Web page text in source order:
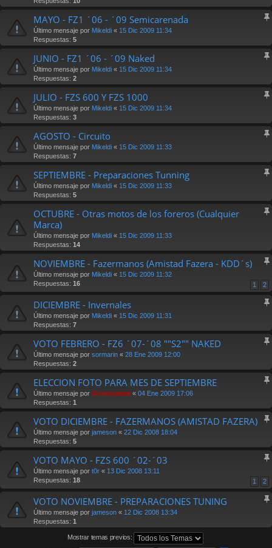
MAYO - FZ1 ´06 - ´09 Semicarenada
Último mensaje por Mikeldi « 15 Dic 2009 11:34
Respuestas: 5
JUNIO - FZ1 ´06 - ´09 Naked
Último mensaje por Mikeldi « 15 Dic 2009 11:34
Respuestas: 2
JULIO - FZS 600 Y FZS 1000
Último mensaje por Mikeldi « 15 Dic 2009 11:34
Respuestas: 3
AGOSTO - Circuito
Último mensaje por Mikeldi « 15 Dic 2009 11:33
Respuestas: 7
SEPTIEMBRE - Preparaciones Tunning
Último mensaje por Mikeldi « 15 Dic 2009 11:33
Respuestas: 5
OCTUBRE - Otras motos de los foreros (Cualquier
Marca)
Último mensaje por Mikeldi « 15 Dic 2009 11:33
Respuestas: 14
NOVIEMBRE - Fazermanos (Amistad Fazera - KDD´s)
Último mensaje por Mikeldi « 15 Dic 2009 11:32
Respuestas: 16 1 2
DICIEMBRE - Invernales
Último mensaje por Mikeldi « 15 Dic 2009 11:31
Respuestas: 7
VOTO FEBRERO - FZ6 ´07-´08 ""S2"" NAKED
Último mensaje por sormarin « 28 Ene 2009 12:00
Respuestas: 2
ELECCION FOTO PARA MES DE SEPTIEMBRE
Último mensaje por Güesmaster « 04 Ene 2009 17:06
Respuestas: 1
VOTO DICIEMBRE - FAZERMANOS (AMISTAD FAZERA)
Último mensaje por jameson « 22 Dic 2008 18:04
Respuestas: 5
VOTO MAYO - FZS 600 ´02-´03
Último mensaje por t0r « 13 Dic 2008 13:11
Respuestas: 18 1 2
VOTO NOVIEMBRE - PREPARACIONES TUNING
Último mensaje por jameson « 12 Dic 2008 13:34
Respuestas: 1
Mostrar temas previos: